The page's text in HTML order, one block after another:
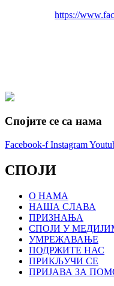
https://
Спојите се са нама
Facebook-f Instagram
СПОЈИ
О НАМА
НАША СЛАВА
ПРИЗНАЊА
СПОЈИ У
УМРЕЖАВАЊЕ
ПОДРЖИТЕ НАС
ПРИКЉУЧИ СЕ
ПРИЈАВА ЗА